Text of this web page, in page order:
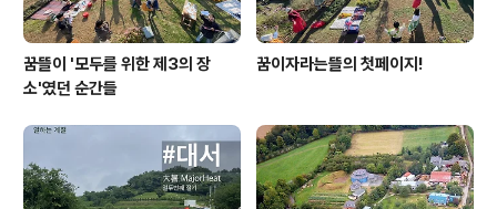
꿈뜰이 '모두를 위한 제3의 장
소'였던 순간들
꿈이자라는뜰의 첫페이지!